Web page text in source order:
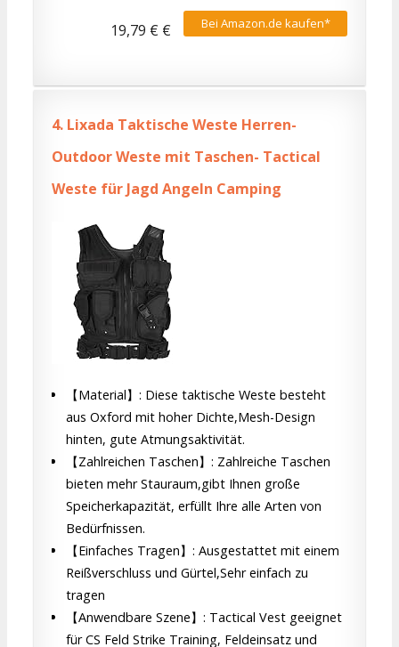
Bei Amazon.de kaufen*
19,79 € €
4. Lixada Taktische Weste Herren-
Outdoor Weste mit Taschen- Tactical
Weste für Jagd Angeln Camping
【Material】: Diese taktische Weste besteht
aus Oxford mit hoher Dichte,Mesh-Design
hinten, gute Atmungsaktivität.
【Zahlreichen Taschen】: Zahlreiche Taschen
bieten mehr Stauraum,gibt Ihnen große
Speicherkapazität, erfüllt Ihre alle Arten von
Bedürfnissen.
【Einfaches Tragen】: Ausgestattet mit einem
Reißverschluss und Gürtel,Sehr einfach zu
tragen
【Anwendbare Szene】: Tactical Vest geeignet
für CS Feld Strike Training, Feldeinsatz und